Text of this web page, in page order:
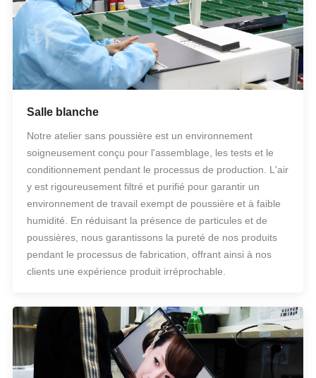
Salle blanche
Notre atelier sans poussière est un environnement
soigneusement conçu pour l'assemblage, les tests et le
conditionnement pendant le processus de production. L'air
y est rigoureusement filtré et purifié pour garantir un
environnement de travail exempt de poussière et à faible
humidité. En réduisant la présence de particules et de
poussières, nous garantissons la pureté de nos produits
pendant le processus de fabrication, offrant ainsi à nos
clients une expérience produit irréprochable.